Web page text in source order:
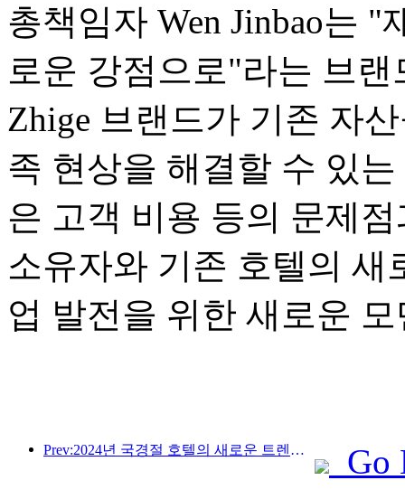
총책임자 Wen Jinbao는
로운 강점으로"라는 브
Zhige 브랜드가 기존 자
족 현상을 해결할 수 있
은 고객 비용 등의 문제
소유자와 기존 호텔의 새
업 발전을 위한 새로운
Prev:2024년 국경절 호텔의 새로운 트렌드: 2000년대 이후 세대는 Hanfu를 입고 '영빈관'에 머물며 차를 마시고 서예를 배워 문화적 자신감을 보여줍니다.
Go